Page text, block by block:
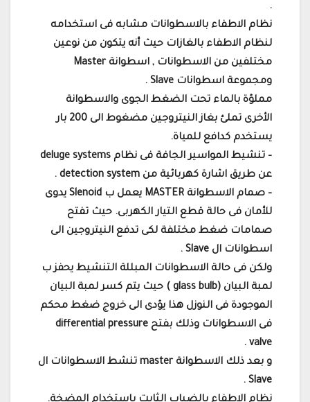
.
نظام الاطفاء بالاسطوانات مشابه فى استخدامه
لنظام الاطفاء بالغازات حيث أنه يتكون من نوعين
مختلفين من الاسطوانات , اسطوانة Master
ومجموعة اسطوانات Slave .
مملؤة بالماء تحت الضغط الجوى والاسطوانة
الأخرى تملئ بغاز النيتروجين مضغوط الى 200 بار
يستخدم كدافع للمياة.
– تنشيط المواسير الجافة فى نظام deluge systems
عن طريق اشارة كهربائية من detection system .
– صمام الاسطوانة MASTER يعمل ب Slenoid يدوى
للأمان فى حالة قطع التيار الكهربى. حيث تفتح
صمامات ضغط مختلفة لكى تدفع النيتروجين الى
اسطوانات ال Slave .
ولكن فى حالة الاسطوانات المبللة التنشيط يحفز ب
لمبة البيان (glass bulb ) حيث يتم كسر لمبة البيان
الموجودة فى النوزل هذا يؤدى الى خروج ضغط محكم
فى الاسطوانات وذلك بفتح differential pressure
valve .
و بعد ذلك الاسطوانة master تنشط الاسطوانات ال
Slave .
نظام الاطفاء بالضباب الثابت باستخدام المضخة.